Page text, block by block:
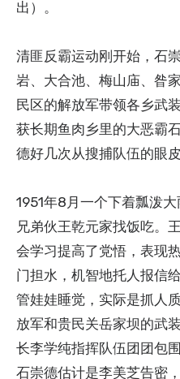
出）。
清匪反霸运动刚开始，石
岩、大合池、梅山庙、昝
民区的解放军带领各乡武
获长期鱼肉乡里的大恶霸
德好几次从搜捕队伍的眼皮
1951年8月一个下着瓢泼
兄弟伙王乾元家找饭吃。
会学习提高了党悟，表现
门担水，机智地托人报信
管娃娃睡觉，实际是抓人
放军和贵民关岳家坝的武
长李学纯指挥队伍团团包
石崇德估计是李美芝告密